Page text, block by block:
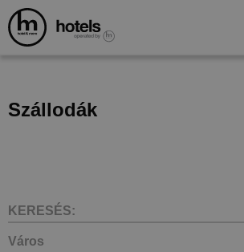
Szállodák
KERESÉS:
Város